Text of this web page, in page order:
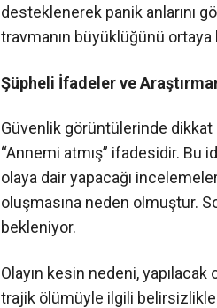
desteklenerek panik anlarını
travmanın büyüklüğünü ortaya
Şüpheli İfadeler ve
Güvenlik görüntülerinde dikkat
“Annemi atmış” ifadesidir. Bu
olaya dair yapacağı
oluşmasına neden olmuştur.
bekleniyor.
Olayın kesin nedeni,
trajik ölümüyle ilgili belirsizlikler